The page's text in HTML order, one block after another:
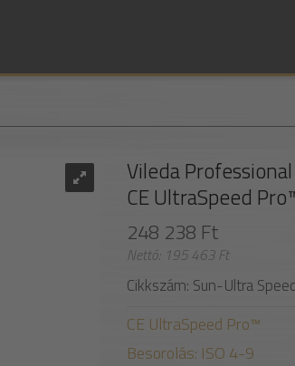
Vileda Professional
CE UltraSpeed
248 238 Ft
Nettó: 195 463 Ft
Cikkszám: Sun-Ultra
CE UltraSpeed ​​Pro™
Besorolás: ISO 4-9